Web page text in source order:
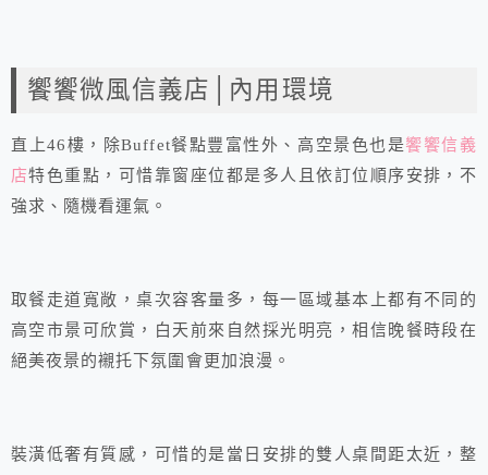
饗饗微風信義店│內用環境
直上46樓，除Buffet餐點豐富性外、高空景色也是饗饗信義
店特色重點，可惜靠窗座位都是多人且依訂位順序安排，不
強求、隨機看運氣。
取餐走道寬敞，桌次容客量多，每一區域基本上都有不同的
高空市景可欣賞，白天前來自然採光明亮，相信晚餐時段在
絕美夜景的襯托下氛圍會更加浪漫。
裝潢低奢有質感，可惜的是當日安排的雙人桌間距太近，整